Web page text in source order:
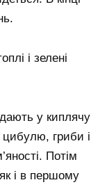
і зелені
у киплячу
цибулю, гриби і
Потім
і в першому